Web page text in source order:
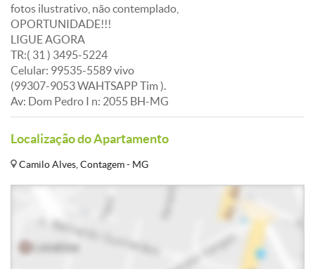
fotos ilustrativo, não contemplado,
OPORTUNIDADE!!!
LIGUE AGORA
TR:( 31 ) 3495-5224
Celular: 99535-5589 vivo
(99307-9053 WAHTSAPP Tim ).
Av: Dom Pedro I n: 2055 BH-MG
Localização do Apartamento
Camilo Alves, Contagem - MG